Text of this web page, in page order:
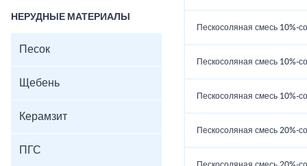
НЕРУДНЫЕ МАТЕРИАЛЫ
Песок
Щебень
Керамзит
ПГС
Пескосоляная смесь 10%-
Пескосоляная смесь 10%-
Пескосоляная смесь 10%-
Пескосоляная смесь 20%-